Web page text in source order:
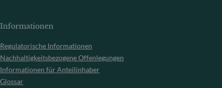
Informationen
Regulatorische Informationen
Nachhaltigkeitsbezogene Offenlegungen
Informationen für Anteilinhaber
Glossar